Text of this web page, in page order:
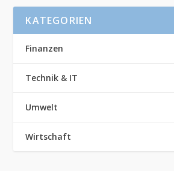
KATEGORIEN
Finanzen
Technik & IT
Umwelt
Wirtschaft